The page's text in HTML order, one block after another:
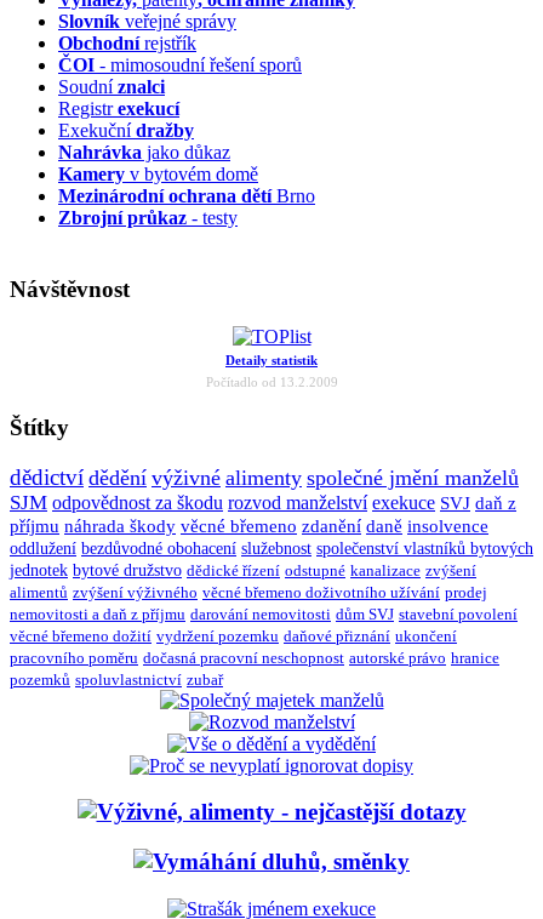
Slovník veřejné správy
Obchodnírejstřík
ČOI - mimosoudní řešení sporů
Soudníznalci
Registrexekucí
Exekučnídražby
Nahrávka jako důkaz
Kamery v bytovém domě
Mezinárodní ochrana dětíBrno
Zbrojní průkaz - testy
Návštěvnost
Detaily statistik
Počítadlo od 13.2.2009
Štítky
dědictví dědění výživné alimenty společné jmění manželů
SJM odpovědnost za škodu rozvod manželství exekuce SVJ daň z
příjmu náhrada škody věcné břemeno zdanění daně insolvence
oddlužení bezdůvodné obohacení služebnost společenství vlastníků bytových
jednotek bytové družstvo dědické řízení odstupné kanalizace zvýšení
alimentů zvýšení výživného věcné břemeno doživotního užívání prodej
nemovitosti a daň z příjmu darování nemovitosti dům SVJ stavební povolení
věcné břemeno dožití vydržení pozemku daňové přiznání ukončení
pracovního poměru dočasná pracovní neschopnost autorské právo hranice
pozemků spoluvlastnictví zubař